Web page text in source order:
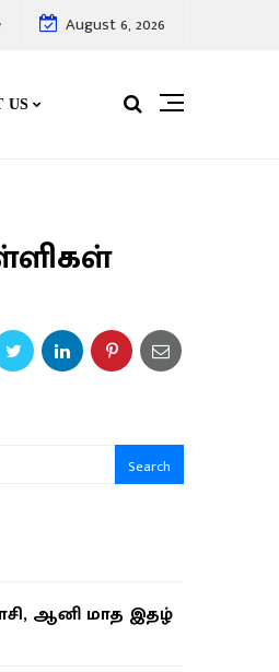
August 6, 2026
US
Search
ஆனி மாத இதழ்